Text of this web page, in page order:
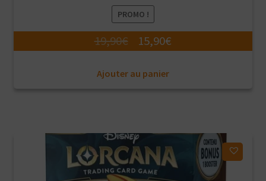
PROMO !
19,90€
Le
initial
15,90€
Ajouter au panier
Ajouter à ma liste d'envies